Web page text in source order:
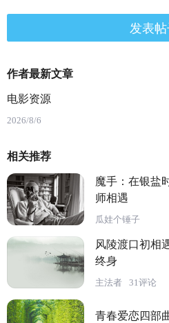
发表
作者最新文章
电影资源
2026/8/6
相关推荐
魔手：在银盐
师相遇
瓜娃个锤子
风陵渡口初相
终身
主法者 31评论
青春爱恋四部